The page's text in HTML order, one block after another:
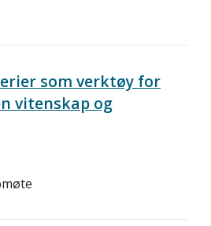
som verktøy for
vitenskap og